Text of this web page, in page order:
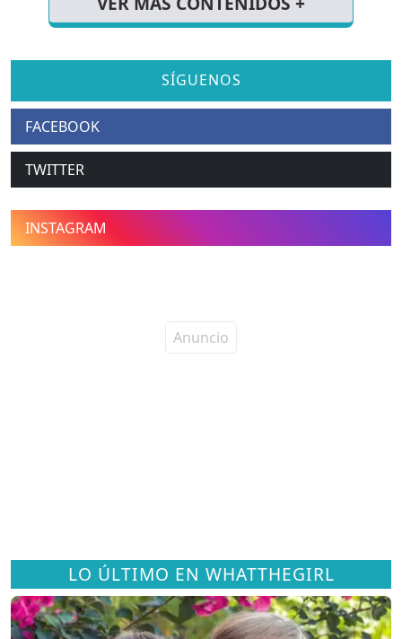
SÍGUENOS
FACEBOOK
TWITTER
INSTAGRAM
LO ÚLTIMO EN WHATTHEGIRL